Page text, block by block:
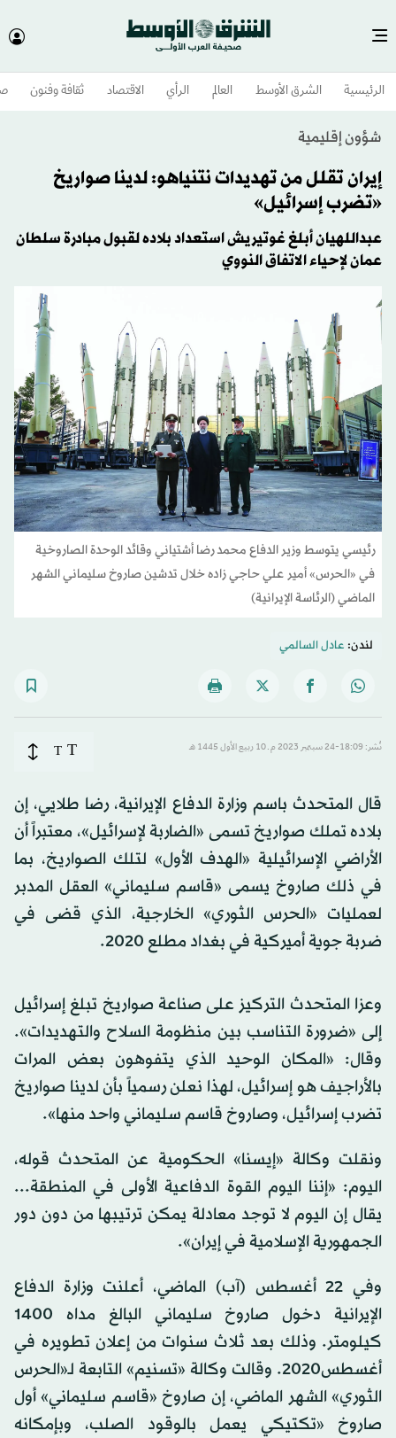
الرئيسية الشرق الأوسط​ العالم الرأي الاقتصاد ثقافة وفنون
شؤون إقليمية
إيران تقلل من تهديدات نتنياهو: لدينا صواريخ
«تضرب إسرائيل»
عبداللهيان أبلغ غوتيريش استعداد بلاده لقبول مبادرة سلطان
عمان لإحياء الاتفاق النووي
رئيسي يتوسط وزير الدفاع محمد رضا أشتياني وقائد الوحدة الصاروخية
في «الحرس» أمير علي حاجي زاده خلال تدشين صاروخ سليماني الشهر
الماضي (الرئاسة الإيرانية)
لندن: عادل السالمي
نُشر: 18:09-24 سبتمبر 2023 م ـ 10 ربيع الأول 1445 هـ T
T
قال المتحدث باسم وزارة الدفاع الإيرانية، رضا طلايي، إن
بلاده تملك صواريخ تسمى «الضاربة لإسرائيل»، معتبراً أن
الأراضي الإسرائيلية «الهدف الأول» لتلك الصواريخ، بما
في ذلك صاروخ يسمى «قاسم سليماني» العقل المدبر
لعمليات «الحرس الثوري» الخارجية، الذي قضى في
ضربة جوية أميركية في بغداد مطلع 2020.
وعزا المتحدث التركيز على صناعة صواريخ تبلغ إسرائيل
إلى «ضرورة التناسب بين منظومة السلاح والتهديدات».
وقال: «المكان الوحيد الذي يتفوهون بعض المرات
بالأراجيف هو إسرائيل، لهذا نعلن رسمياً بأن لدينا صواريخ
تضرب إسرائيل، وصاروخ قاسم سليماني واحد منها».
ونقلت وكالة «إيسنا» الحكومية عن المتحدث قوله،
اليوم: «إننا اليوم القوة الدفاعية الأولى في المنطقة...
يقال إن اليوم لا توجد معادلة يمكن ترتيبها من دون دور
الجمهورية الإسلامية في إيران».
وفي 22 أغسطس (آب) الماضي، أعلنت وزارة الدفاع
الإيرانية دخول صاروخ سليماني البالغ مداه 1400
كيلومتر. وذلك بعد ثلاث سنوات من إعلان تطويره في
أغسطس2020. وقالت وكالة «تسنيم» التابعة لـ«الحرس
الثوري» الشهر الماضي، إن صاروخ «قاسم سليماني» أول
صاروخ «تكتيكي يعمل بالوقود الصلب، وبإمكانه